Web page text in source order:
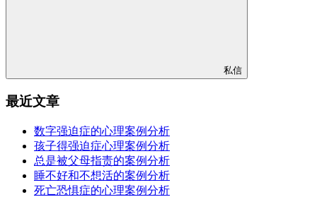
私信
最近文章
数字强迫症的心理案例分析
孩子得强迫症心理案例分析
总是被父母指责的案例分析
睡不好和不想活的案例分析
死亡恐惧症的心理案例分析